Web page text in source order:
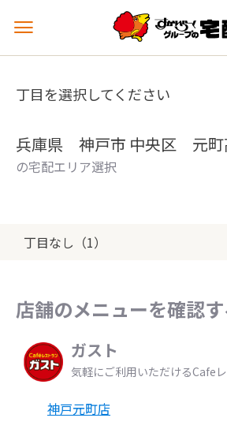
メ
ュ
を
丁目を選択してください
兵庫県 神戸市 中央区 元町
の宅配エリア選択
丁目なし（1）
店舗のメニューを確認す
ガスト
気軽にご利用いただけるCafe
神戸元町店